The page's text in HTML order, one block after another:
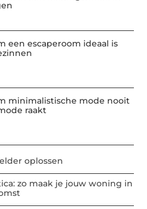
een escaperoom ideaal is
minimalistische mode nooit
raakt
oplossen
zo maak je jouw woning in